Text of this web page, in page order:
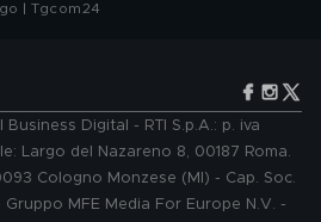
| Tgcom24
Digital - RTI S.p.A.: p. iva
Largo del Nazareno 8, 00187 Roma.
Cologno Monzese (MI) - Cap. Soc.
MFE Media For Europe N.V. -